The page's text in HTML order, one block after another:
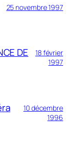
25 novembre 1997
DE
18 février
1997
10 décembre
1996